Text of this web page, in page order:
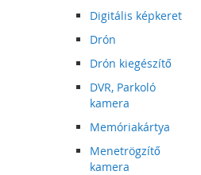
Digitális képkeret
Drón
Drón kiegészítő
DVR, Parkoló
kamera
Memóriakártya
Menetrögzítő
kamera